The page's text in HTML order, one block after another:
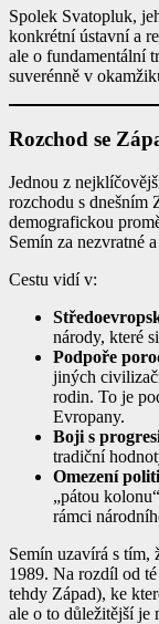
Spolek Svatopluk,
konkrétní ústavní a
ale o fundamentální
suverénně v
Rozchod se
Jednou z
rozchodu s dnešním
demografickou
Semín za nezvratné
Cestu vidí v:
národy, které
Podpoře
jiných
rodin. To je
Evropany.
Boji s
tradiční
Omezení
„pátou
rámci
Semín uzavírá s tím,
1989. Na rozdíl od
tehdy Západ), ke
ale o to důležitější je